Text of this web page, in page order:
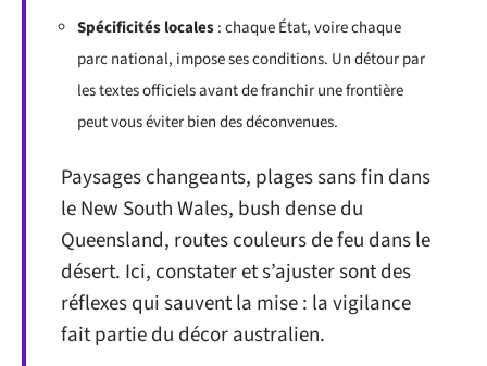
Spécificités locales: chaque État, voire chaque
parc national, impose ses conditions. Un détour par
les textes officiels avant de franchir une frontière
peut vous éviter bien des déconvenues.
Paysages changeants, plages sans fin dans
le New South Wales, bush dense du
Queensland, routes couleurs de feu dans le
désert. Ici, constater et s’ajuster sont des
réflexes qui sauvent la mise : la vigilance
fait partie du décor australien.